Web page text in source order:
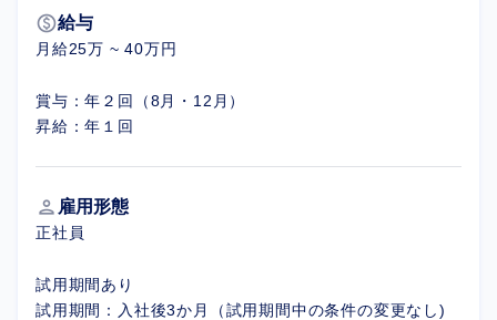
paid給与
月給25万 ~ 40万円
賞与：年２回（8月・12月）
昇給：年１回
person 雇用形態
正社員
試用期間あり
試用期間：入社後3か月（試用期間中の条件の変更なし)